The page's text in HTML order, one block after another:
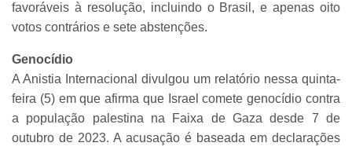
favoráveis à resolução, incluindo o Brasil, e apenas oito
votos contrários e sete abstenções.
Genocídio
A Anistia Internacional divulgou um relatório nessa quinta-
feira (5) em que afirma que Israel comete genocídio contra
a população palestina na Faixa de Gaza desde 7 de
outubro de 2023. A acusação é baseada em declarações